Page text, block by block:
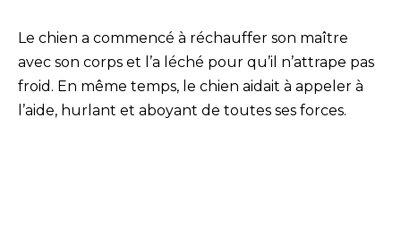
Le chien a commencé à réchauffer son maître
avec son corps et l’a léché pour qu’il n’attrape pas
froid. En même temps, le chien aidait à appeler à
l’aide, hurlant et aboyant de toutes ses forces.